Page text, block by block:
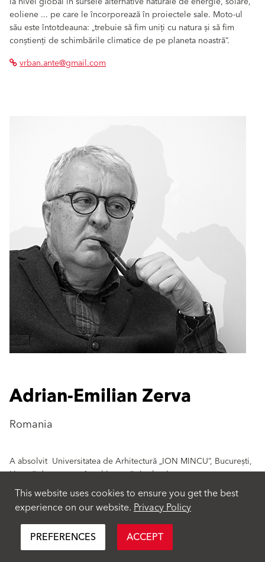
eoliene ... pe care le încorporează în proiectele sale. Moto-ul
său este întotdeauna: „trebuie să fim uniți cu natura și să fim
conștienți de schimbările climatice de pe planeta noastră”.
vrban.ante@gmail.com
Adrian-Emilian Zerva
Romania
A absolvit Universitatea de Arhitectură „ION MINCU”, București,
Licență de masterat în arhitectură și urbanism.
Experienta profesionala :
- 2016 Membru al juriului –Bienale of Architecture - UAR -
Residential
- 2018 Curator al Bienalei de Arhitectură UAR - Rezidențiale
- 2019 membru al juriului competiția anuală Arhitectură OAR
This website uses cookies to ensure you get the best
experience on our website.Privacy Policy
PREFERENCES
ACCEPT